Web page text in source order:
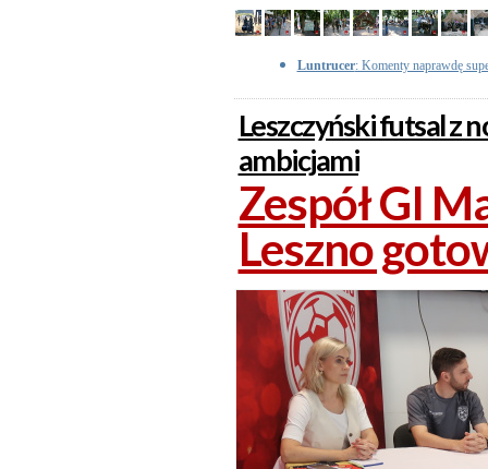
Luntrucer: Komenty naprawdę
Leszczyński futsal z
ambicjami
Zespół GI
Leszno